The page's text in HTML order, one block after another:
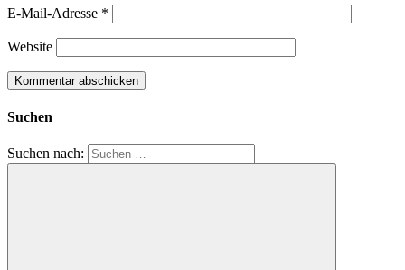
E-Mail-Adresse *
Website
Suchen
Suchen nach: